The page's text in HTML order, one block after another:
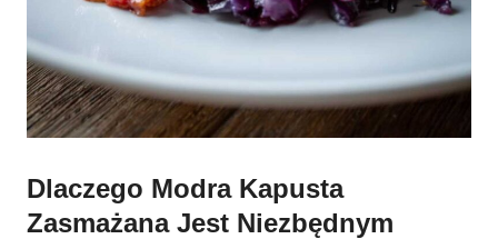
Dlaczego Modra Kapusta
Zasmażana Jest Niezbędnym